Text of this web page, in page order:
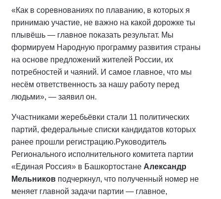
«Как в соревнованиях по плаванию, в которых я
принимаю участие, не важно на какой дорожке ты
плывёшь — главное показать результат. Мы
формируем Народную программу развития страны
на основе предложений жителей России, их
потребностей и чаяний. И самое главное, что мы
несём ответственность за нашу работу перед
людьми», — заявил он.
Участниками жеребьёвки стали 11 политических
партий, федеральные списки кандидатов которых
ранее прошли регистрацию.Руководитель
Регионального исполнительного комитета партии
«Единая Россия» в Башкортостане Александр
Мельников подчеркнул, что полученный номер не
меняет главной задачи партии — главное,